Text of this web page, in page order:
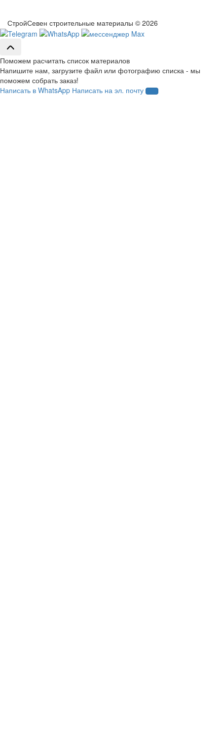
СтройСевен строительные материалы © 2026
Поможем расчитать список материалов
Напишите нам, загрузите файл или фотографию списка - мы
поможем собрать заказ!
Написать в WhatsApp Написать на эл. почту